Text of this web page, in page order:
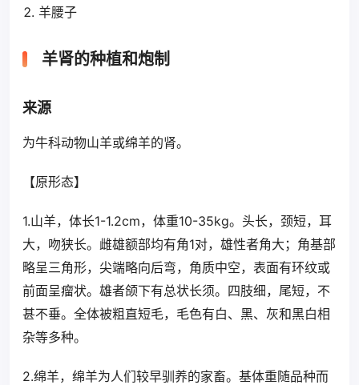
羊腰子
羊肾的种植和炮制
来源
为牛科动物山羊或绵羊的肾。
【原形态】
1.山羊，体长1-1.2cm，体重10-35kg。头长，颈短，耳
大，吻狭长。雌雄额部均有角1对，雄性者角大；角基部
略呈三角形，尖端略向后弯，角质中空，表面有环纹或
前面呈瘤状。雄者颌下有总状长须。四肢细，尾短，不
甚不垂。全体被粗直短毛，毛色有白、黑、灰和黑白相
杂等多种。
2.绵羊，绵羊为人们较早驯养的家畜。基体重随品种而